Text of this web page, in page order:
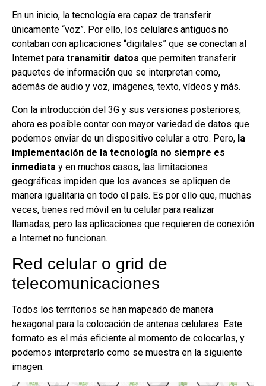
En un inicio, la tecnología era capaz de transferir
únicamente “voz”. Por ello, los celulares antiguos no
contaban con aplicaciones “digitales” que se conectan al
Internet para transmitir datos que permiten transferir
paquetes de información que se interpretan como,
además de audio y voz, imágenes, texto, vídeos y más.
Con la introducción del 3G y sus versiones posteriores,
ahora es posible contar con mayor variedad de datos que
podemos enviar de un dispositivo celular a otro. Pero, la
implementación de la tecnología no siempre es
inmediata y en muchos casos, las limitaciones
geográficas impiden que los avances se apliquen de
manera igualitaria en todo el país. Es por ello que, muchas
veces, tienes red móvil en tu celular para realizar
llamadas, pero las aplicaciones que requieren de conexión
a Internet no funcionan.
Red celular o grid de
telecomunicaciones
Todos los territorios se han mapeado de manera
hexagonal para la colocación de antenas celulares. Este
formato es el más eficiente al momento de colocarlas, y
podemos interpretarlo como se muestra en la siguiente
imagen.